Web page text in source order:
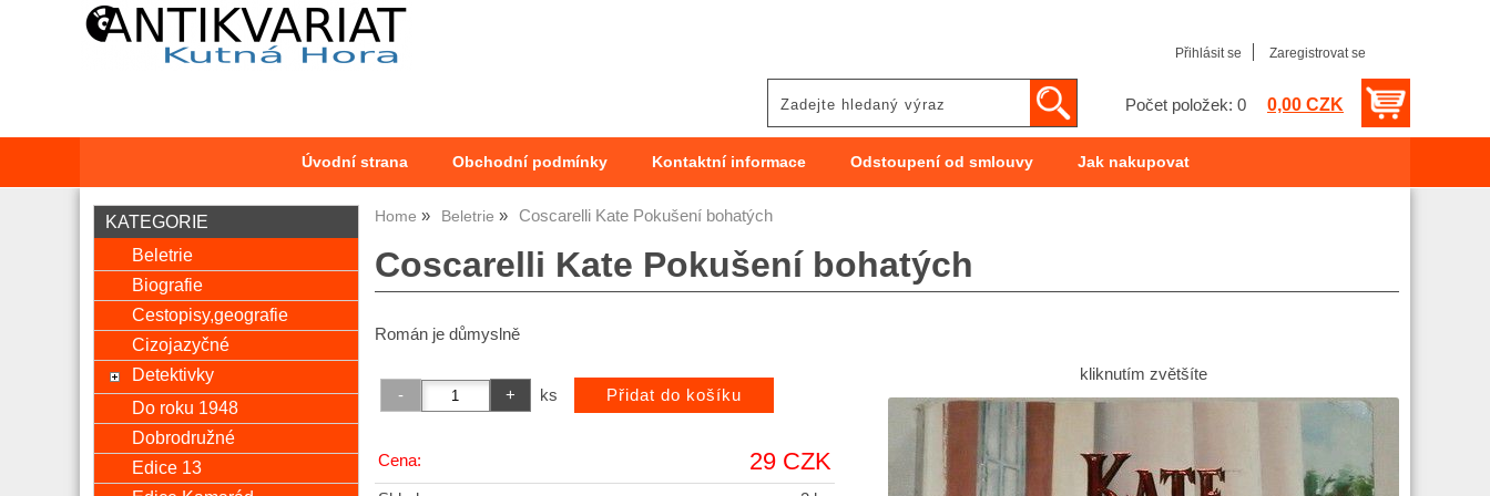
Přihlásit se Zaregistrovat se
Počet položek: 0 0,00 CZK
Úvodní strana Obchodní podmínky Kontaktní informace Odstoupení od smlouvy Jak nakupovat
Home Beletrie Coscarelli Kate Pokušení bohatých
Coscarelli Kate Pokušení bohatých
Román je důmyslně
kliknutím zvětšíte
ks
Cena: 29 CZK
KATEGORIE
Beletrie
Biografie
Cestopisy,geografie
Cizojazyčné
Detektivky
Do roku 1948
Dobrodružné
Edice 13